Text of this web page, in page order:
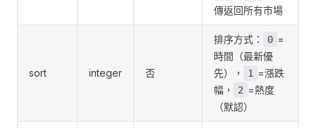
傳返回所有市場
sort integer 否
排序方式： 0 =
時間（最新優
先），
1
=漲跌
幅，
2 =熱度
（默認）